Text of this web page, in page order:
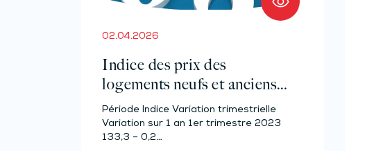
02.04.2026
Indice des prix des
logements neufs et anciens –
Année 2023
Période Indice Variation trimestrielle
Variation sur 1 an 1er trimestre 2023
133,3 – 0,2…